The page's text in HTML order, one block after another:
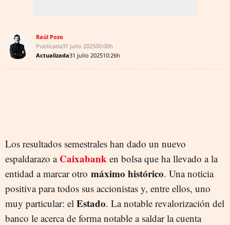
Raúl Pozo
Publicada31 julio 202500:00h
Actualizada31 julio 202510:26h
Los resultados semestrales han dado un nuevo
espaldarazo a Caixabank en bolsa que ha llevado a la
entidad a marcar otro máximo histórico. Una noticia
positiva para todos sus accionistas y, entre ellos, uno
muy particular: el Estado. La notable revalorización del
banco le acerca de forma notable a saldar la cuenta